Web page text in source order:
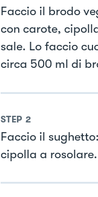
Faccio il brodo
con carote,
sale. Lo faccio
circa 500 ml di
STEP 2
Faccio il
cipolla a